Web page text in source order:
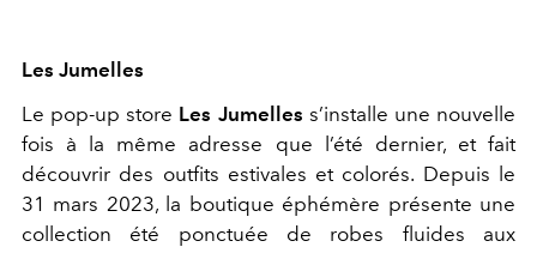
Les Jumelles
Le pop-up store Les Jumelles s’installe une nouvelle
fois à la même adresse que l’été dernier, et fait
découvrir des outfits estivales et colorés. Depuis le
31 mars 2023, la boutique éphémère présente une
collection été ponctuée de robes fluides aux